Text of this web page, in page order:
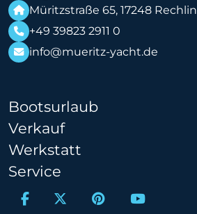
Müritzstraße 65, 17248 Rechlin
+49 39823 2911 0
info@mueritz-yacht.de
Bootsurlaub
Verkauf
Werkstatt
Service